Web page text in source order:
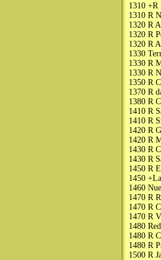
1310 +R
1310 R
1320 R
1320 R
1320 R
1330
1330 R
1330 R
1350 R
1370 R
1380 R
1410 R
1410 R
1420 R
1420 R
1430 R
1430 R
1450 R
1450
1460
1470 R
1470 R
1470 R
1480
1480 R
1480 R
1500 R